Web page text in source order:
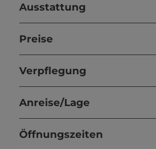
Ausstattung
Preise
Verpflegung
Anreise/Lage
Öffnungszeiten